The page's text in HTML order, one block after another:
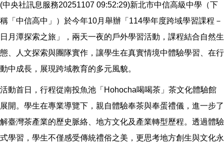
(中央社訊息服務20251107 09:52:29)新北市中信高級中學（下
稱「中信高中」）於今年10月舉辦「114學年度跨域學習課程－
日月潭探索之旅」，兩天一夜的戶外學習活動，課程結合自然生
態、人文探索與團隊實作，讓學生在真實情境中體驗學習、在行
動中成長，展現跨域教育的多元風貌。
活動首日，行程從南投魚池「Hohocha喝喝茶」茶文化體驗館
展開。學生在專業導覽下，親自體驗奉茶與奉蛋禮儀，進一步了
解臺灣茶產業的歷史脈絡、地方文化及產業轉型歷程。透過體驗
式學習，學生不僅感受傳統禮俗之美，更思考地方創生與文化永